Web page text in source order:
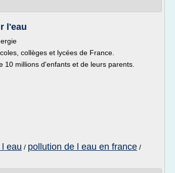
l'eau
collèges et lycées de France.
millions d'enfants et de leurs parents.
eau / pollution de l eau en france /